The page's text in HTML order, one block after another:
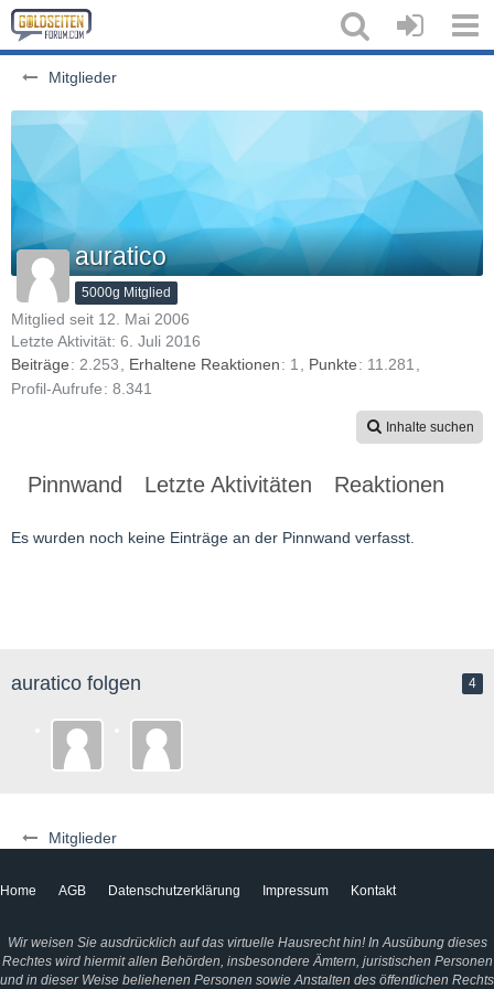
Mitglieder
Mitglieder
auratico
5000g Mitglied
Mitglied seit 12. Mai 2006
Letzte Aktivität: 6. Juli 2016
Beiträge
2.253 Erhaltene Reaktionen 1 Punkte
11.281
Profil-Aufrufe
8.341
Inhalte suchen
Pinnwand Letzte Aktivitäten Reaktionen
Es wurden noch keine Einträge an der Pinnwand verfasst.
auratico folgen 4
Home AGB Datenschutzerklärung Impressum Kontakt
Wir weisen Sie ausdrücklich auf das virtuelle Hausrecht hin! In Ausübung dieses
Rechtes wird hiermit allen Behörden, insbesondere Ämtern, juristischen Personen
und in dieser Weise beliehenen Personen sowie Anstalten des öffentlichen Rechts